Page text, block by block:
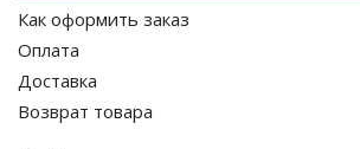
Как оформить заказ
Оплата
Доставка
Возврат товара